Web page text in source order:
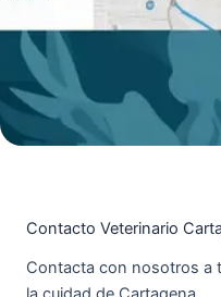
Contacto Veterinario
Contacta con nosotros a